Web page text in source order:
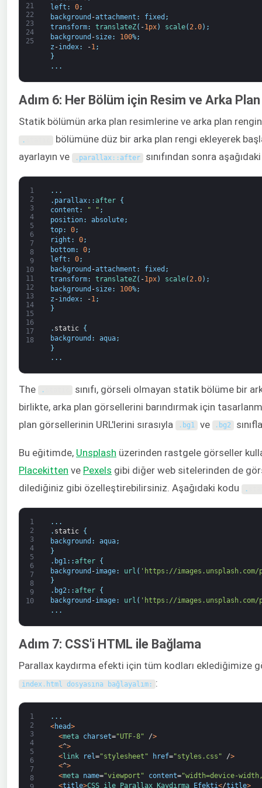
21
22
23
24
25
left : 0;
background -attachment : fixed ;
transform: translateZ( -1px) scale(2.0) ;
background -size: 100%;
z -index: -1 ;
}
. . .
Adım 6: Her Bölüm için Resim ve Arka
Statik bölümün arka plan resimlerine ve arka plan
.
bölümüne düz bir arka plan rengi ekleyerek
ayarlayın ve
. parallax: : after sınıfından sonra
1
2
3
4
5
6
7
8
9
10
11
12
13
14
15
16
17
18
. . .
. parallax: :after
{
content : " " ;
position: absolute;
top: 0;
right : 0;
bottom: 0;
left : 0;
background -attachment : fixed ;
transform: translateZ( -1px) scale(2.0) ;
background -size: 100%;
z -index: -1 ;
}
. static
{
background : aqua;
}
. . .
The .
sınıfı, görseli olmayan statik bölüme bir
birlikte, arka plan görsellerini barındırmak için
plan görsellerinin URL'lerini sırasıyla
. bg1 ve . bg2
Bu eğitimde, Unsplash üzerinden rastgele görseller
Placekitten ve Pexels gibi diğer web sitelerinden de
dilediğiniz gibi özelleştirebilirsiniz. Aşağıdaki kodu
.
1
2
3
4
5
6
7
8
9
10
. . .
. static
{
background : aqua;
}
. bg1 : :after
{
background -image: url ( 'https://images.unsplash.com/
}
. bg2: :after
{
background -image: url ( 'https://images.unsplash.com/
. . .
Adım 7: CSS'i HTML ile Bağlama
Parallax kaydırma efekti için tüm kodları eklediğimize
index. html dosyasına bağlayalım: :
1
2
3
4
5
6
7
8
. . .
<head>
<meta charset="UTF-8" />
<^>
<link rel ="stylesheet" href="styles.css" />
<^>
<meta name="viewport" content="width=device-
<title>CSS ile Parallax Kaydırma Efekti</title>